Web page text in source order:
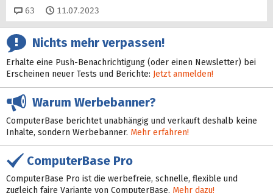
63 Kommentare
11.07.2023
Nichts mehr verpassen!
Erhalte eine Push-Benachrichtigung (oder einen Newsletter) bei
Erscheinen neuer Tests und Berichte: Jetzt anmelden!
Warum Werbebanner?
ComputerBase berichtet unabhängig und verkauft deshalb keine
Inhalte, sondern Werbebanner. Mehr erfahren!
ComputerBase Pro
ComputerBase Pro ist die werbefreie, schnelle, flexible und
zugleich faire Variante von ComputerBase. Mehr dazu!